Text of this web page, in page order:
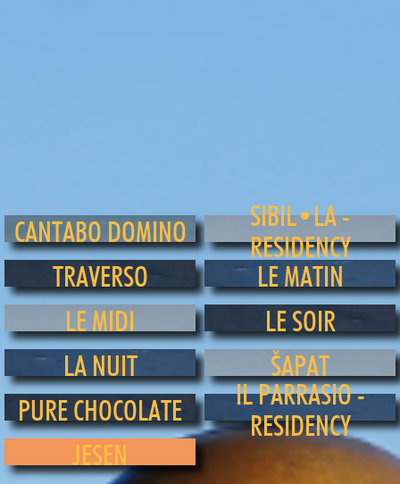
CANTABO DOMINO
SIBIL•LA -
RESIDENCY
TRAVERSO
LE MATIN
LE MIDI
LE SOIR
LA NUIT
ŠAPAT
PURE CHOCOLATE
IL PARRASIO -
RESIDENCY
JESEN